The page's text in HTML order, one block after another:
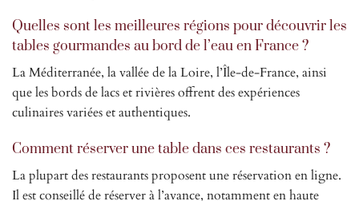
Quelles sont les meilleures régions pour découvrir les
tables gourmandes au bord de l’eau en France ?
La Méditerranée, la vallée de la Loire, l’Île-de-France, ainsi
que les bords de lacs et rivières offrent des expériences
culinaires variées et authentiques.
Comment réserver une table dans ces restaurants ?
La plupart des restaurants proposent une réservation en ligne.
Il est conseillé de réserver à l’avance, notamment en haute